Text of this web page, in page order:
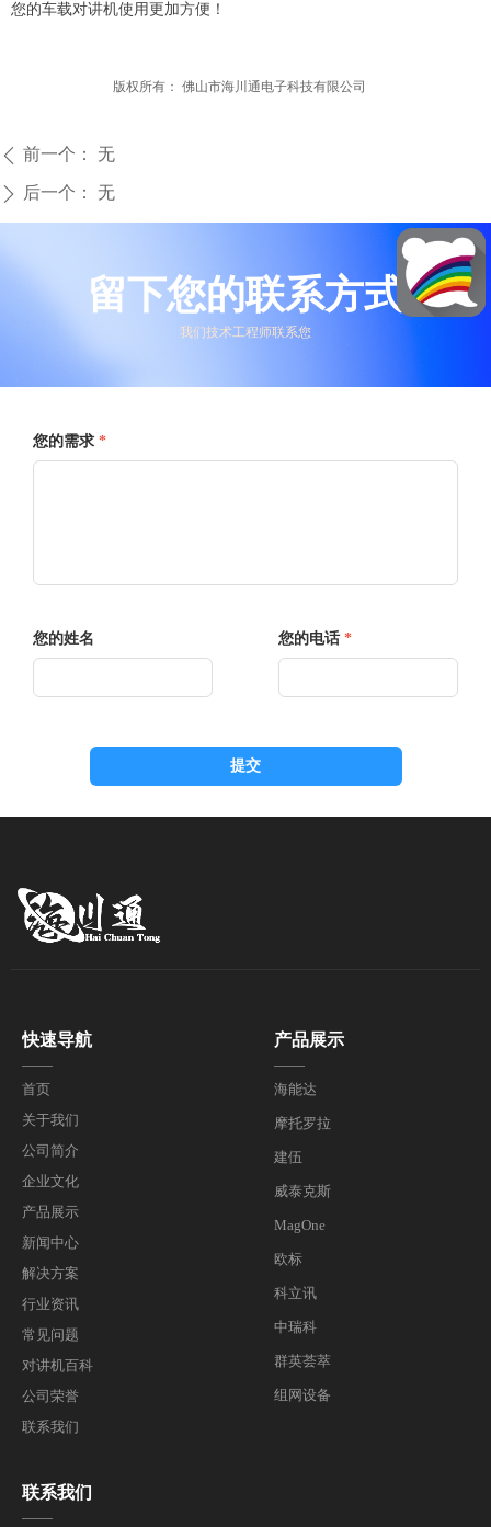
您的车载对讲机使用更加方便！
ꄴ 前一个： 无
ꄲ 后一个： 无
留下您的联系方式
我们技术工程师联系您
您的需求 *
您的姓名 您的电话 *
提交
版权所有： 佛山市海川通电子科技有限公司
快速导航
——
首页
关于我们
公司简介
企业文化
产品展示
新闻中心
解决方案
行业资讯
常见问题
对讲机百科
公司荣誉
联系我们
海能达
摩托罗拉
建伍
威泰克斯
MagOne
欧标
科立讯
中瑞科
群英荟萃
组网设备
产品展示
——
联系我们
——